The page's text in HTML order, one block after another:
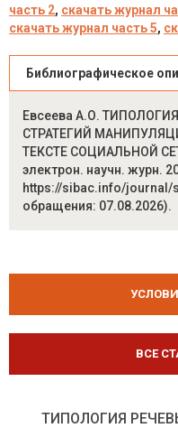
часть 2, скачать журнал
скачать журнал часть 5,
Библиографическое
Евсеева А.О.
СТРАТЕГИЙ
ТЕКСТЕ СОЦИАЛЬНОЙ
электрон. научн. журн.
https://sibac.info/journal/
обращения: 07.08.2026).
ВСЕ
ТИПОЛОГИЯ